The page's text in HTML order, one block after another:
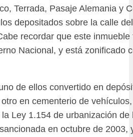
Terrada, Pasaje Alemania y
depositados sobre la calle
recordar que este
Nacional, y está zonificado
de ellos convertido en
en cementerio de
Ley 1.154 de urbanización
en octubre de 2003,